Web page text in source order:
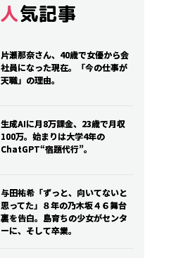
人気記事
片瀬那奈さん、40歳で女優から会
社員になった現在。「今の仕事が
天職」の理由。
生成AIに月8万課金、23歳で月収
100万。始まりは大学4年の
ChatGPT“宿題代行”。
与田祐希「ずっと、向いてないと
思ってた」８年の乃木坂４６舞台
裏を告白。島育ちの少女がセンタ
ーに、そして卒業。
人気記事
片瀬那奈さん、40歳で女優から会
社員になった現在。「今の仕事が
天職」の理由。
生成AIに月8万課金、23歳で月収
100万。始まりは大学4年の
ChatGPT“宿題代行”。
与田祐希「ずっと、向いてないと
思ってた」８年の乃木坂４６舞台
裏を告白。島育ちの少女がセンタ
ーに、そして卒業。